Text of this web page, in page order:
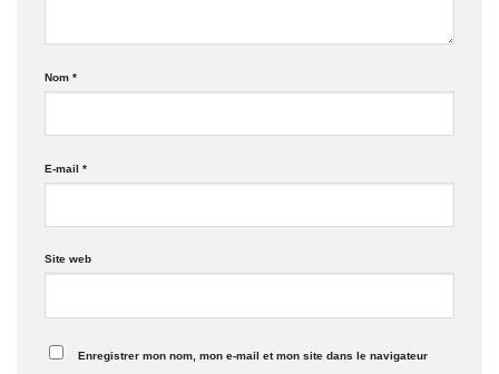
Nom *
E-mail *
Site web
Enregistrer mon nom, mon e-mail et mon site dans le navigateur